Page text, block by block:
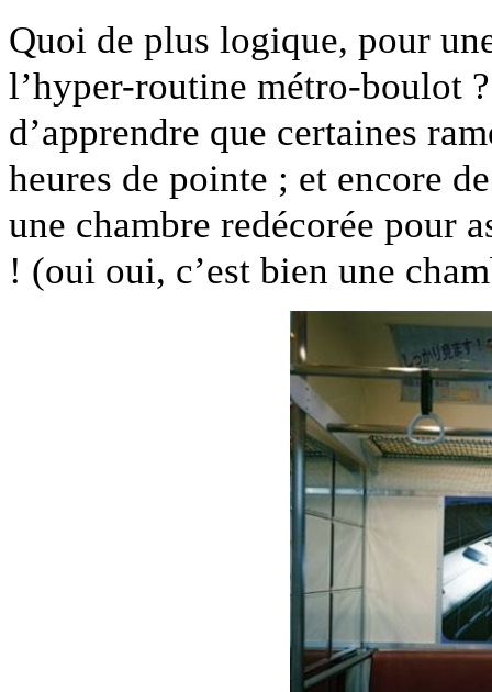
Quoi de plus logique, pour
l’hyper-routine métro-boulot
d’apprendre que certaines
heures de pointe ; et encore
une chambre redécorée pour
! (oui oui, c’est bien une